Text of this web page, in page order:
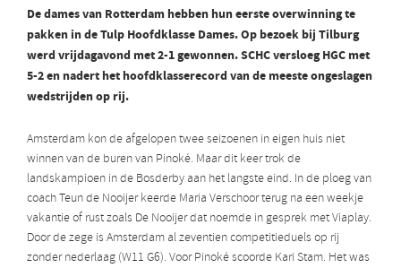
De dames van Rotterdam hebben hun eerste overwinning te
pakken in de Tulp Hoofdklasse Dames. Op bezoek bij Tilburg
werd vrijdagavond met 2-1 gewonnen. SCHC versloeg HGC met
5-2 en nadert het hoofdklasserecord van de meeste ongeslagen
wedstrijden op rij.
Amsterdam kon de afgelopen twee seizoenen in eigen huis niet
winnen van de buren van Pinoké. Maar dit keer trok de
landskampioen in de Bosderby aan het langste eind. In de ploeg van
coach Teun de Nooijer keerde Maria Verschoor terug na een weekje
vakantie of rust zoals De Nooijer dat noemde in gesprek met Viaplay.
Door de zege is Amsterdam al zeventien competitieduels op rij
zonder nederlaag (W11 G6). Voor Pinoké scoorde Kari Stam. Het was